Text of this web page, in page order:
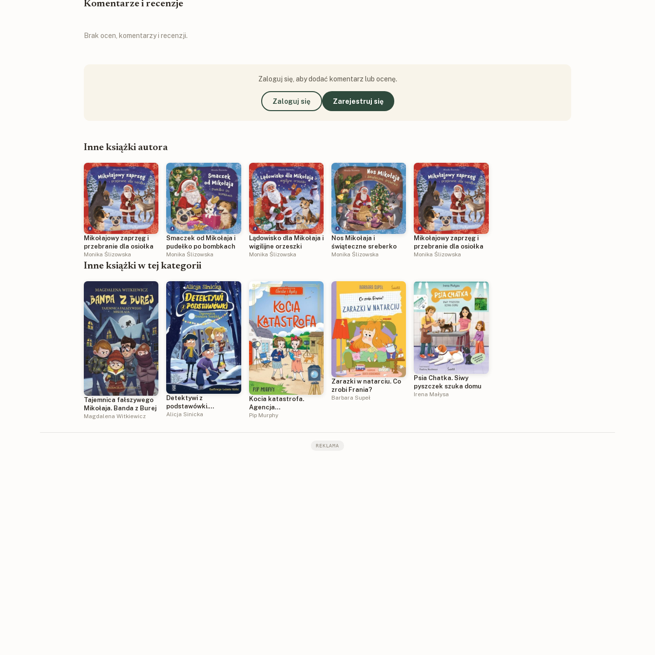
Komentarze i recenzje
Brak ocen, komentarzy i recenzji.
Zaloguj się, aby dodać komentarz lub ocenę.
Zaloguj się Zarejestruj się
Inne książki autora
Mikołajowy zaprzęg i
przebranie dla osiołka
Monika Ślizowska
Smaczek od Mikołaja i
pudełko po bombkach
Monika Ślizowska
Lądowisko dla Mikołaja i
wigilijne orzeszki
Monika Ślizowska
Nos Mikołaja i
świąteczne sreberko
Monika Ślizowska
Mikołajowy zaprzęg i
przebranie dla osiołka
Monika Ślizowska
Inne książki w tej kategorii
Tajemnica fałszywego
Mikołaja. Banda z Burej
Magdalena Witkiewicz
Detektywi z
podstawówki.
Tajemnica trenera
Alicja Sinicka
Kocia katastrofa.
Agencja
detektywistyczna
Pip Murphy
Zarazki w natarciu. Co
zrobi Frania?
Barbara Supeł
Psia Chatka. Siwy
pyszczek szuka domu
Irena Małysa
REKLAMA